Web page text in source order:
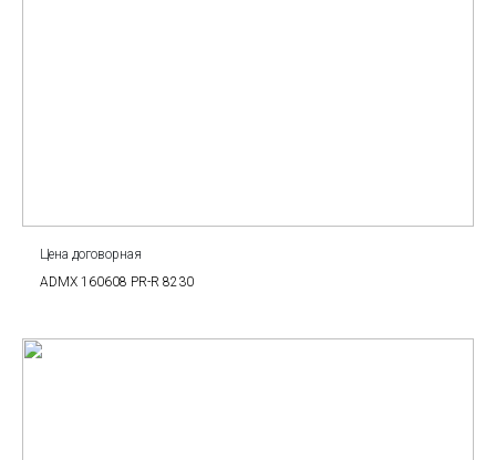
Цена договорная
ADMX 160608 PR-R 8230